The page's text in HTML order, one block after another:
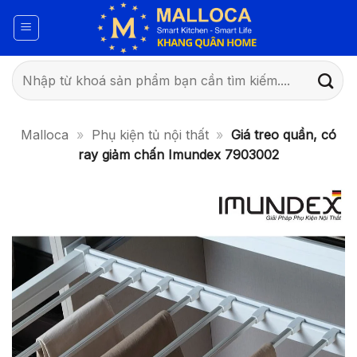
qua
dung
Tìm
kiếm:
Malloca » Phụ kiện tủ nội thất » Giá treo quần, có
ray giảm chấn Imundex 7903002